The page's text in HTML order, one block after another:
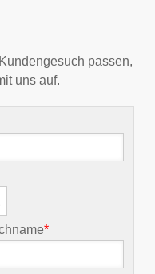
passen,
uns auf.
*